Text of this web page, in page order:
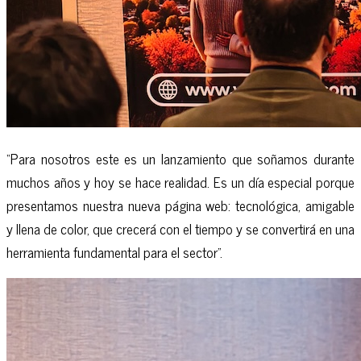
“Para nosotros este es un lanzamiento que soñamos durante
muchos años y hoy se hace realidad. Es un día especial porque
presentamos nuestra nueva página web: tecnológica, amigable
y llena de color, que crecerá con el tiempo y se convertirá en una
herramienta fundamental para el sector”.